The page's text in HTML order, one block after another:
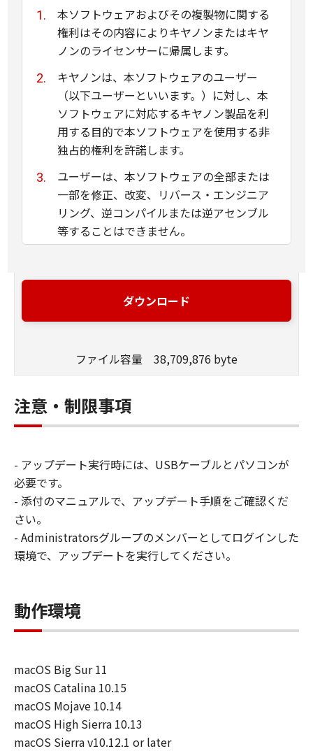
本ソフトウェアおよびその複製物に関する
権利はその内容によりキヤノンまたはキヤ
ノンのライセンサーに帰属します。
キヤノンは、本ソフトウェアのユーザー
（以下ユーザーといいます。）に対し、本
ソフトウェアに対応するキヤノン製品を利
用する目的で本ソフトウェアを使用する非
独占的権利を許諾します。
ユーザーは、本ソフトウェアの全部または
一部を修正、改変、リバース・エンジニア
リング、逆コンパイルまたは逆アセンブル
等することはできません。
ン株式会社およびキヤノンのライセンサー
は、本ソフトウェアがユーザーの特定の目
的のために適当であること、もしくは有用
ていかなる保証もいたしません。
ン株式会社およびキヤノンのライセンサー
は、本ソフトウェアの使用に付随または関
損害等について、いかなる場合においても
一切の責任を負いません。
ユーザーは、日本国政府または該当国の政
府より必要な許可等を得ることなしに、本
ソフトウェアの全部または一部を、直接ま
たは間接に輸出してはなりません。
ダウンロード
ファイル容量 38,709,876 byte
注意・制限事項
- アップデート実行時には、USBケーブルとパソコンが
必要です。
- 添付のマニュアルで、アップデート手順をご確認くだ
さい。
- Administratorsグループのメンバーとしてログインした
環境で、アップデートを実行してください。
動作環境
macOS Big Sur 11
macOS Catalina 10.15
macOS Mojave 10.14
macOS High Sierra 10.13
macOS Sierra v10.12.1 or later